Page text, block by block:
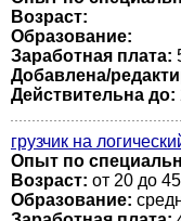
Возраст:
Образование:
Заработная плата:
Добавлена/
Действительна до:
грузчик на
Опыт по
Возраст: от 20 до
Образование: